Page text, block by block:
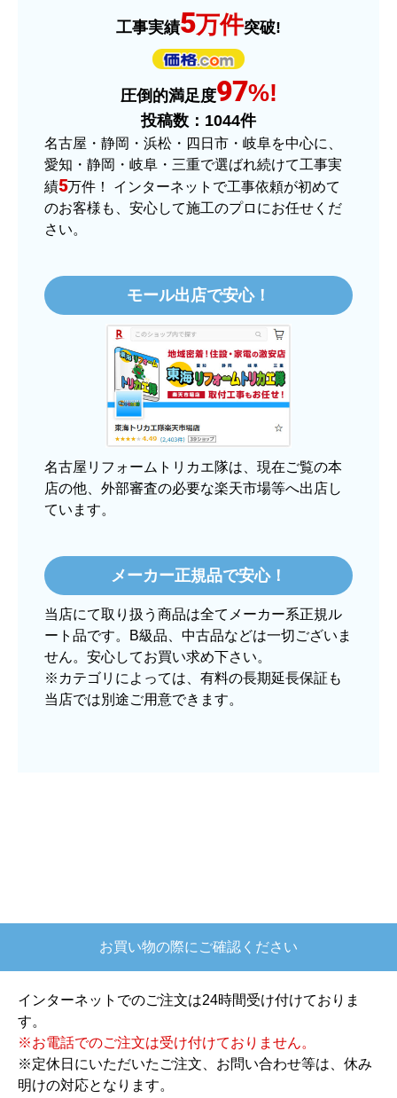
商品の梱包は必要十分なものでしたか？
またこのショップを利用したいですか？
【注文商品】ヒーター・ストーブ 【注
文時期】2025年11月頃（モバイルから）
【このショップを選んだ理由は？】
価格.comで最安値だったから。
【注文からどのくらいで届きましたか？】
3日程で届きました。発送作業が早かったです。
【その他感想・コメント】
大手ネットショップよりも結構安いところで買う
のは不安でしたが、発送もかなり早くて、梱包も
丁寧でした。
良いショップだと思います。
ぱぱまる2018
欲しい商品をスムーズに注文できましたか？
はい
ショップからの連絡や対応は適切でしたか？
はい
予定の期日までに商品が届きましたか？
はい
高かったので決めました
【注文からどのくらいで届きましたか？】
もあると思いますがあまりに早かったので少し驚
きました。
工事実績5万件突破!
圧倒的満足度97%!
投稿数： 1044件
名古屋・静岡・浜松・四日市・岐阜を中心に、
愛知・静岡・岐阜・三重で選ばれ続けて工事実
績5万件！ インターネットで工事依頼が初めて
のお客様も、安心して施工のプロにお任せくだ
さい。
モール出店で安心！
名古屋リフォームトリカエ隊は、現在ご覧の本
店の他、外部審査の必要な楽天市場等へ出店し
ています。
メーカー正規品で安心！
当店にて取り扱う商品は全てメーカー系正規ル
ート品です。B級品、中古品などは一切ございま
せん。安心してお買い求め下さい。
※カテゴリによっては、有料の長期延長保証も
当店では別途ご用意できます。
お買い物の際にご確認ください
インターネットでのご注文は24時間受け付けておりま
す。
※お電話でのご注文は受け付けておりません。
※定休日にいただいたご注文、お問い合わせ等は、休み
明けの対応となります。